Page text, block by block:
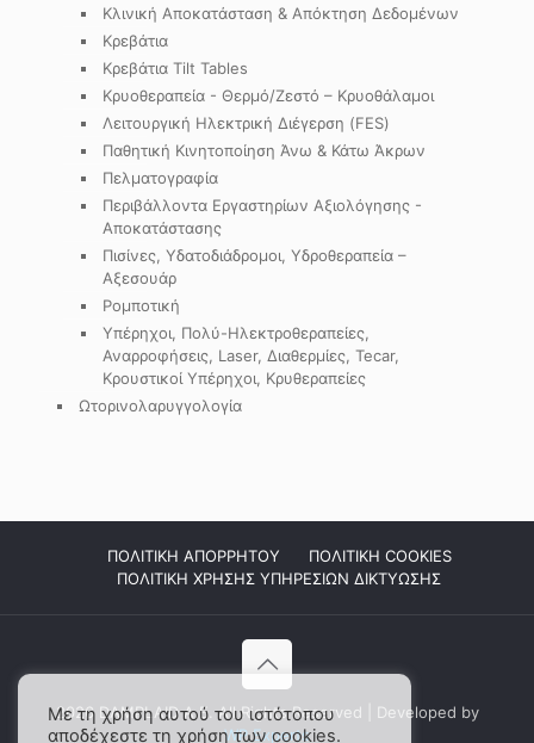
Κλινική Αποκατάσταση & Απόκτηση Δεδομένων
Κρεβάτια
Κρεβάτια Tilt Tables
Κρυοθεραπεία - Θερμό/Ζεστό – Κρυοθάλαμοι
Λειτουργική Ηλεκτρική Διέγερση (FES)
Παθητική Κινητοποίηση Άνω & Κάτω Άκρων
Πελματογραφία
Περιβάλλοντα Εργαστηρίων Αξιολόγησης -
Αποκατάστασης
Πισίνες, Υδατοδιάδρομοι, Υδροθεραπεία –
Αξεσουάρ
Ρομποτική
Υπέρηχοι, Πολύ-Ηλεκτροθεραπείες,
Αναρροφήσεις, Laser, Διαθερμίες, Tecar,
Κρουστικοί Υπέρηχοι, Κρυθεραπείες
Ωτορινολαρυγγολογία
ΠΟΛΙΤΙΚΗ ΑΠΟΡΡΗΤΟΥ
ΠΟΛΙΤΙΚΗ COOKIES
ΠΟΛΙΤΙΚΗ ΧΡΗΣΗΣ ΥΠΗΡΕΣΙΩΝ ΔΙΚΤΥΩΣΗΣ
2026 DAMPLAID Α.Ε. All Rights Reserved | Developed by
WP Experts
Με τη χρήση αυτού του ιστότοπου
αποδέχεστε τη χρήση των cookies.